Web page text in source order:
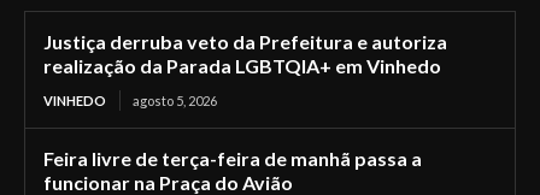
Justiça derruba veto da Prefeitura e autoriza
realização da Parada LGBTQIA+ em Vinhedo
VINHEDO agosto 5, 2026
Feira livre de terça-feira de manhã passa a
funcionar na Praça do Avião